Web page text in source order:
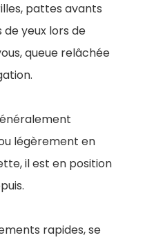
pattes avants
yeux lors de
queue relâchée
légèrement en
il est en position
rapides, se